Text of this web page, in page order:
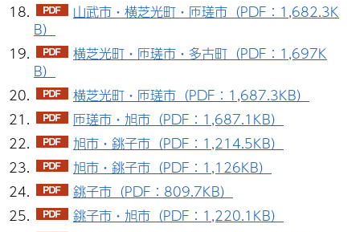
山武市・横芝光町・匝瑳市（PDF：1,682.3K
B）
横芝光町・匝瑳市・多古町（PDF：1,697K
B）
横芝光町・匝瑳市（PDF：1,687.3KB）
匝瑳市・旭市（PDF：1,687.1KB）
旭市・銚子市（PDF：1,214.5KB）
旭市・銚子市（PDF：1,126KB）
銚子市（PDF：809.7KB）
銚子市・旭市（PDF：1,220.1KB）